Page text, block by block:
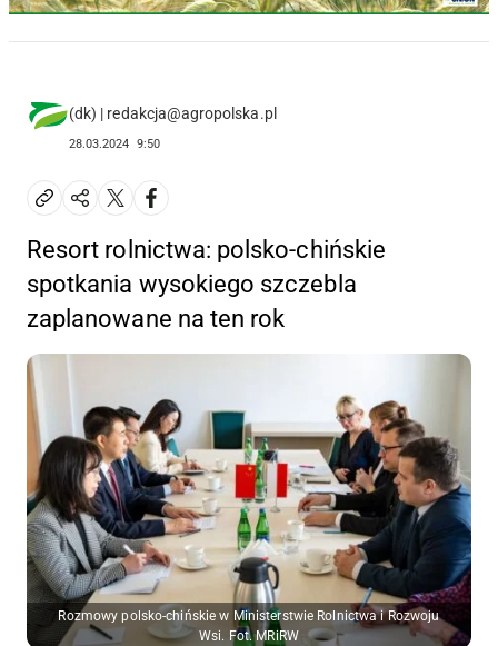
(dk) | redakcja@agropolska.pl
28.03.2024 9:50
Resort rolnictwa: polsko-chińskie
spotkania wysokiego szczebla
zaplanowane na ten rok
Rozmowy polsko-chińskie w Ministerstwie Rolnictwa i Rozwoju
Wsi. Fot. MRiRW